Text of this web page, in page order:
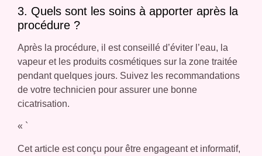
3. Quels sont les soins à apporter après la
procédure ?
Après la procédure, il est conseillé d’éviter l’eau, la
vapeur et les produits cosmétiques sur la zone traitée
pendant quelques jours. Suivez les recommandations
de votre technicien pour assurer une bonne
cicatrisation.
« `
Cet article est conçu pour être engageant et informatif,